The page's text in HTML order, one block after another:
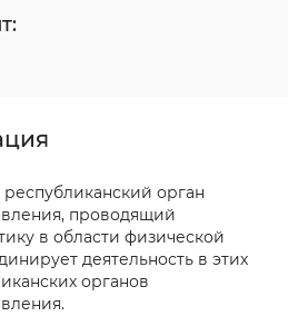
орган
проводящий
в области физической
деятельность в этих
органов